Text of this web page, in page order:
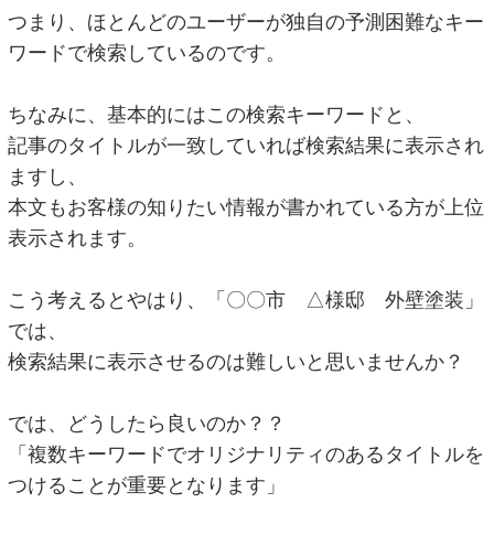
つまり、ほとんどのユーザーが独自の予測困難なキー
ワードで検索しているのです。
ちなみに、基本的にはこの検索キーワードと、
記事のタイトルが一致していれば検索結果に表示され
ますし、
本文もお客様の知りたい情報が書かれている方が上位
表示されます。
こう考えるとやはり、「〇〇市 △様邸 外壁塗装」
では、
検索結果に表示させるのは難しいと思いませんか？
では、どうしたら良いのか？？
「複数キーワードでオリジナリティのあるタイトルを
つけることが重要となります」